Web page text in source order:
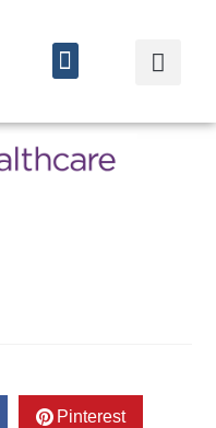
Pinterest